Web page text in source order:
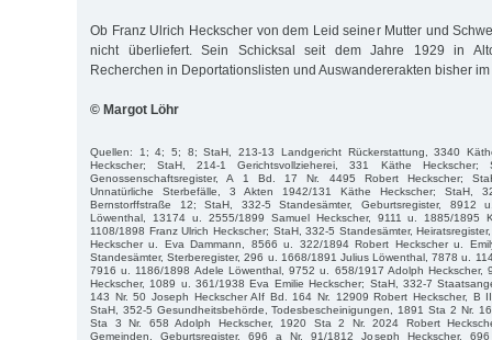
Ob Franz Ulrich Heckscher von dem Leid seiner Mutter und
nicht überliefert. Sein Schicksal seit dem Jahre 1929 in
Recherchen in Deportationslisten und Auswandererakten bisher
© Margot Löhr
Quellen: 1; 4; 5; 8; StaH, 213-13 Landgericht Rückerstattung, 3340
Heckscher; StaH, 214-1 Gerichtsvollzieherei, 331 Käthe Heckscher;
Genossenschaftsregister, A 1 Bd. 17 Nr. 4495 Robert Heckscher;
Unnatürliche Sterbefälle, 3 Akten 1942/131 Käthe Heckscher; StaH,
Bernstorffstraße 12; StaH, 332-5 Standesämter, Geburtsregister, 8912
Löwenthal, 13174 u. 2555/1899 Samuel Heckscher, 9111 u. 1885/1895
1108/1898 Franz Ulrich Heckscher; StaH, 332-5 Standesämter,
Heckscher u. Eva Dammann, 8566 u. 322/1894 Robert Heckscher u.
Standesämter, Sterberegister, 296 u. 1668/1891 Julius Löwenthal, 7878 u.
7916 u. 1186/1898 Adele Löwenthal, 9752 u. 658/1917 Adolph Heckscher,
Heckscher, 1089 u. 361/1938 Eva Emilie Heckscher; StaH, 332-7
143 Nr. 50 Joseph Heckscher AIf Bd. 164 Nr. 12909 Robert Heckscher, B
StaH, 352-5 Gesundheitsbehörde, Todesbescheinigungen, 1891 Sta 2 Nr.
Sta 3 Nr. 658 Adolph Heckscher, 1920 Sta 2 Nr. 2024 Robert
Gemeinden, Geburtsregister, 696 a Nr. 91/1812 Joseph Heckscher,